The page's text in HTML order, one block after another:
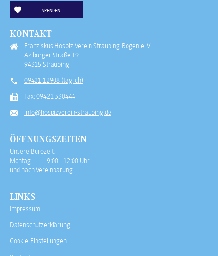
SPENDEN
KONTAKT
Franziskus Hospiz-Verein Straubing-Bogen e. V.
Azlburger Straße 19
94315 Straubing
09421 12908 (täglich)
Fax: 09421 330444
info@hospizverein-straubing.de
ÖFFNUNGSZEITEN
Unsere Bürozeit:
Montag 9:00 - 12:00 Uhr
und nach Vereinbarung.
LINKS
Impressum
Datenschutzerklärung
Cookie-Einstellungen